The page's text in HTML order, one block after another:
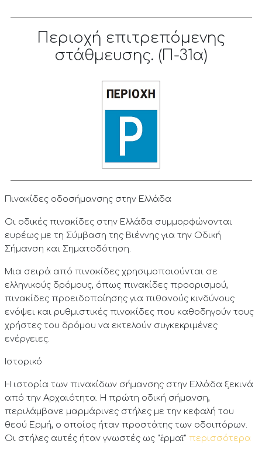
Περιοχή επιτρεπόμενης
στάθμευσης. (Π-31α)
Πινακίδες οδοσήμανσης στην Ελλάδα
Οι οδικές πινακίδες στην Ελλάδα συμμορφώνονται
ευρέως με τη Σύμβαση της Βιέννης για την Οδική
Σήμανση και Σηματοδότηση.
Μια σειρά από πινακίδες χρησιμοποιούνται σε
ελληνικούς δρόμους, όπως πινακίδες προορισμού,
πινακίδες προειδοποίησης για πιθανούς κινδύνους
ενόψει και ρυθμιστικές πινακίδες που καθοδηγούν τους
χρήστες του δρόμου να εκτελούν συγκεκριμένες
ενέργειες.
Ιστορικό
Η ιστορία των πινακίδων σήμανσης στην Ελλάδα ξεκινά
από την Αρχαιότητα. Η πρώτη οδική σήμανση,
περιλάμβανε μαρμάρινες στήλες με την κεφαλή του
θεού Ερμή, ο οποίος ήταν προστάτης των οδοιπόρων.
Οι στήλες αυτές ήταν γνωστές ως "ἑρμαῖ" περισσότερα